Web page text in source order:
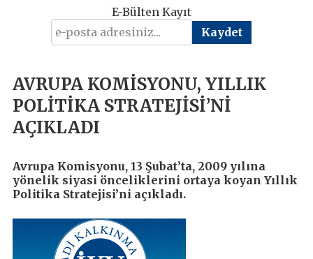
E-Bülten Kayıt
AVRUPA KOMİSYONU, YILLIK
POLİTİKA STRATEJİSİ’Nİ
AÇIKLADI
Avrupa Komisyonu, 13 Şubat’ta, 2009 yılına
yönelik siyasi önceliklerini ortaya koyan Yıllık
Politika Stratejisi’ni açıkladı.